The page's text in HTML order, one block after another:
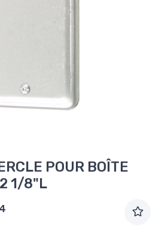
POUR BOÎTE
1/8"L